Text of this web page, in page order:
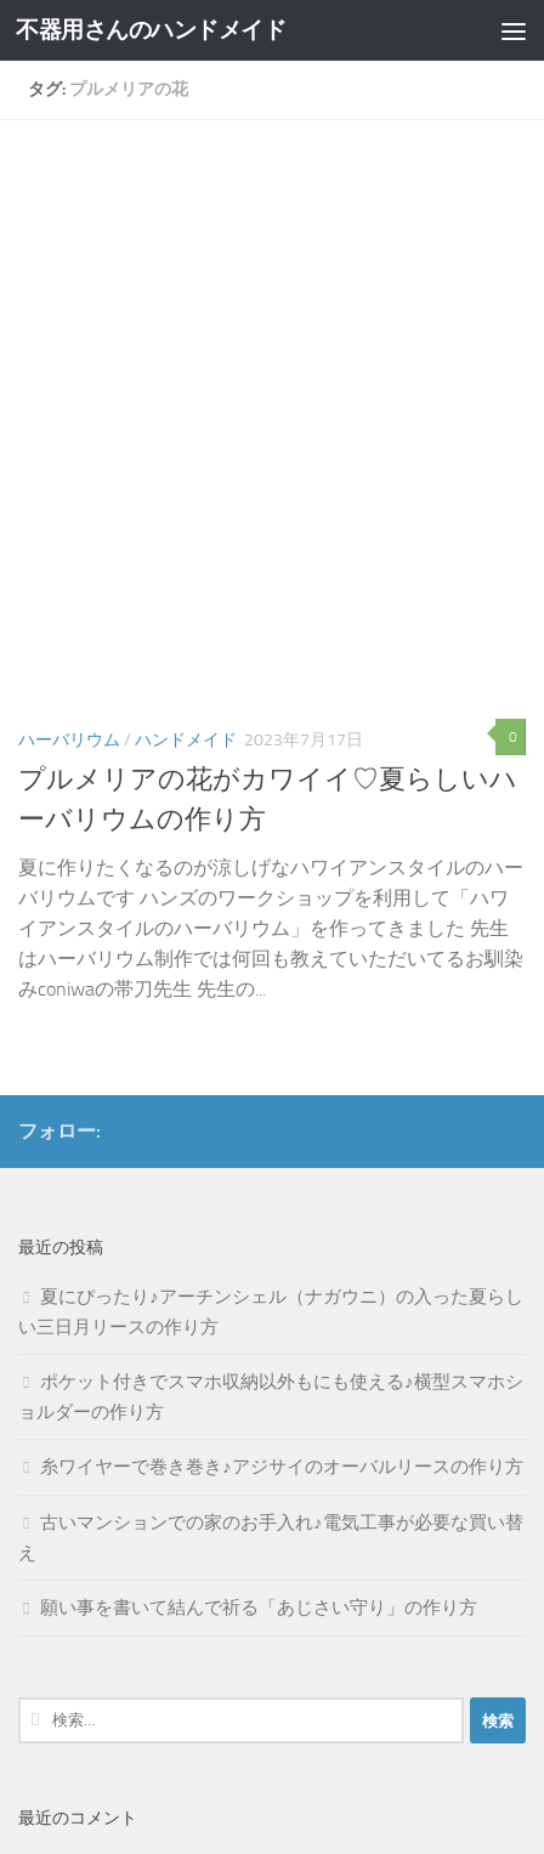
不器用さんのハンドメイド
タグ: プルメリアの花
0
ハーバリウム / ハンドメイド 2023年7月17日
プルメリアの花がカワイイ♡夏らしいハ
ーバリウムの作り方
夏に作りたくなるのが涼しげなハワイアンスタイルのハー
バリウムです ハンズのワークショップを利用して「ハワ
イアンスタイルのハーバリウム」を作ってきました 先生
はハーバリウム制作では何回も教えていただいてるお馴染
みconiwaの帯刀先生 先生の...
フォロー:
最近の投稿
夏にぴったり♪アーチンシェル（ナガウニ）の入った夏らし
い三日月リースの作り方
ポケット付きでスマホ収納以外もにも使える♪横型スマホシ
ョルダーの作り方
糸ワイヤーで巻き巻き♪アジサイのオーバルリースの作り方
古いマンションでの家のお手入れ♪電気工事が必要な買い替
え
願い事を書いて結んで祈る「あじさい守り」の作り方
検
索:
最近のコメント